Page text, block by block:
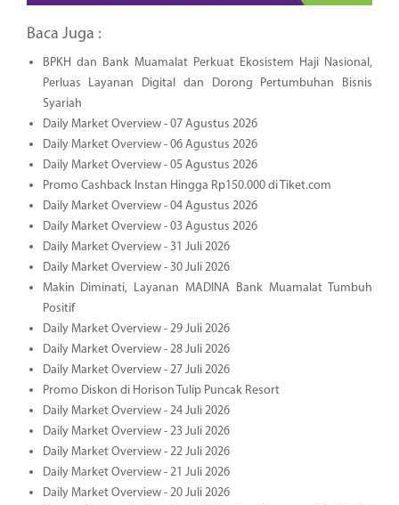
Baca Juga :
BPKH dan Bank Muamalat Perkuat Ekosistem Haji Nasional,
Perluas Layanan Digital dan Dorong Pertumbuhan Bisnis
Syariah
Daily Market Overview - 07 Agustus 2026
Daily Market Overview - 06 Agustus 2026
Daily Market Overview - 05 Agustus 2026
Promo Cashback Instan Hingga Rp150.000 di Tiket.com
Daily Market Overview - 04 Agustus 2026
Daily Market Overview - 03 Agustus 2026
Daily Market Overview - 31 Juli 2026
Daily Market Overview - 30 Juli 2026
Makin Diminati, Layanan MADINA Bank Muamalat Tumbuh
Positif
Daily Market Overview - 29 Juli 2026
Daily Market Overview - 28 Juli 2026
Daily Market Overview - 27 Juli 2026
Promo Diskon di Horison Tulip Puncak Resort
Daily Market Overview - 24 Juli 2026
Daily Market Overview - 23 Juli 2026
Daily Market Overview - 22 Juli 2026
Daily Market Overview - 21 Juli 2026
Daily Market Overview - 20 Juli 2026